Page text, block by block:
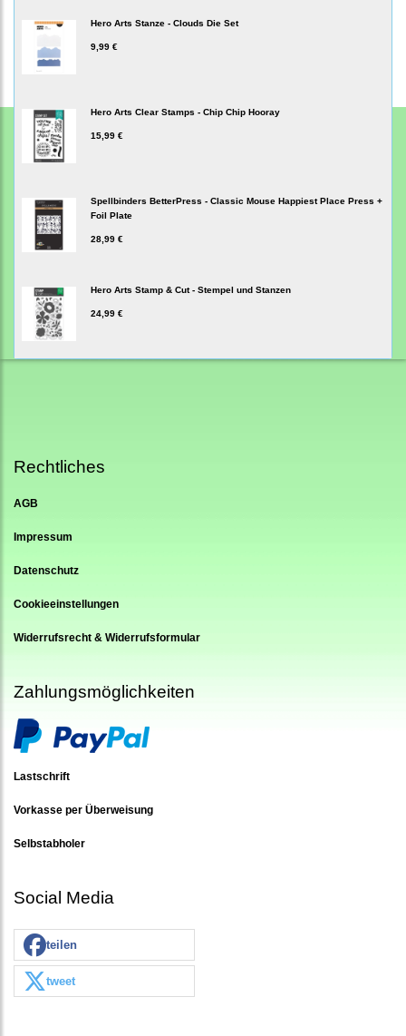
Hero Arts Stanze - Clouds Die Set
9,99 €
Hero Arts Clear Stamps - Chip Chip Hooray
15,99 €
Spellbinders BetterPress - Classic Mouse Happiest Place Press +
Foil Plate
28,99 €
Hero Arts Stamp & Cut - Stempel und Stanzen
24,99 €
Rechtliches
AGB
Impressum
Datenschutz
Cookieeinstellungen
Widerrufsrecht & Widerrufsformular
Zahlungsmöglichkeiten
Lastschrift
Vorkasse per Überweisung
Selbstabholer
Social Media
teilen
tweet